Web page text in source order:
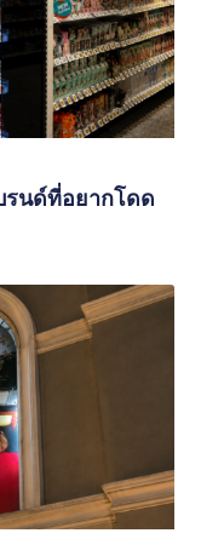
รนด์ที่อยากโดด